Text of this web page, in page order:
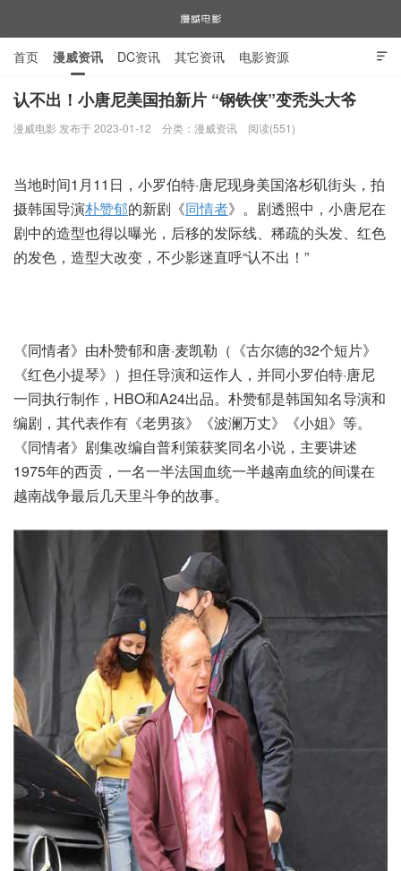

首页 漫威资讯 DC资讯 其它资讯 电影资源
电视剧资源 漫威图片
认不出！小唐尼美国拍新片 “钢铁侠”变秃头大爷
漫威电影 发布于 2023-01-12 分类： 漫威资讯 阅读(551)
当地时间1月11日，小罗伯特·唐尼现身美国洛杉矶街头，拍
摄韩国导演朴赞郁的新剧《同情者》。 剧透照中，小唐尼在
剧中的造型也得以曝光，后移的发际线、稀疏的头发、红色
的发色，造型大改变，不少影迷直呼“认不出！”
《同情者》由朴赞郁和唐·麦凯勒（《古尔德的32个短片》
《红色小提琴》）担任导演和运作人，并同小罗伯特·唐尼
一同执行制作，HBO和A24出品。朴赞郁是韩国知名导演和
编剧，其代表作有《老男孩》《波澜万丈》《小姐》等。
《同情者》剧集改编自普利策获奖同名小说，主要讲述
1975年的西贡，一名一半法国血统一半越南血统的间谍在
越南战争最后几天里斗争的故事。